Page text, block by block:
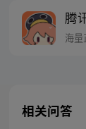
腾
海量
相关问答